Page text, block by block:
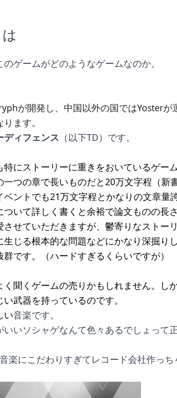
ゲームがどのようなゲームなのか。
が開発し、中国以外の国ではYosterが
ます。
ディフェンス （以下TD）です。
特にストーリーに重きをおいているゲー
一つの章で長いものだと20万文字程（新
ントでも21万文字程とかなりの文章量
ついて詳しく書くと余裕で論文ものの長
させていただきますが、鬱寄りなストー
生じる根本的な問題などにかなり深掘り
です。（ハードすぎるくらいですが）
聞くゲームの売りかもしれません。し
武器を持っているのです。
い音楽です。
いソシャゲなんて色々あるでしょって
楽にこだわりすぎてレコード会社作っち